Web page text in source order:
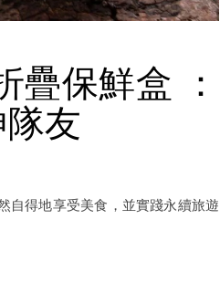
疊保鮮盒 ：
友
自得地享受美食，並實踐永續旅遊